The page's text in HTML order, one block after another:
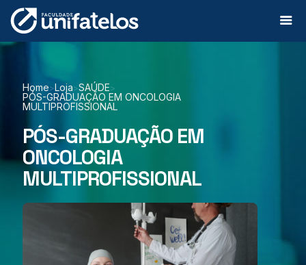
Home>Loja>SAÚDE>
PÓS-GRADUAÇÃO EM ONCOLOGIA
MULTIPROFISSIONAL
PÓS-GRADUAÇÃO EM
ONCOLOGIA
MULTIPROFISSIONAL